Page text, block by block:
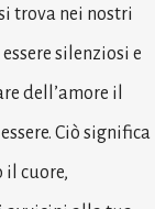
trova nei nostri
silenziosi e
dell’amore il
Ciò significa
il cuore,